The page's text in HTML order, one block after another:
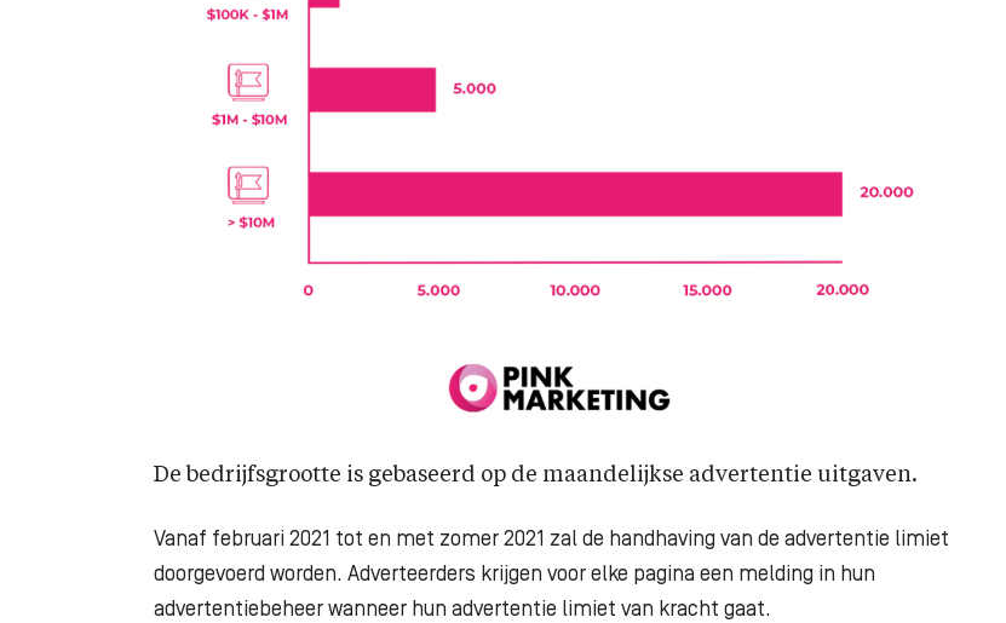
De bedrijfsgrootte is gebaseerd op de maandelijkse advertentie uitgaven.
Vanaf februari 2021 tot en met zomer 2021 zal de handhaving van de advertentie limiet
doorgevoerd worden. Adverteerders krijgen voor elke pagina een melding in hun
advertentiebeheer wanneer hun advertentie limiet van kracht gaat.